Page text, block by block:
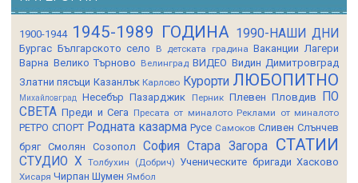
1900-1944 1945-1989 ГОДИНА 1990-НАШИ ДНИ
Бургас Българското село В детската градина Ваканции Лагери
Варна Велико Търново Велинград ВИДЕО Видин Димитровград
Златни пясъци Казанлък Карлово Курорти ЛЮБОПИТНО
Михайловград Несебър Пазарджик Перник Плевен Пловдив
ПО
СВЕТА Преди и Сега Пресата от миналото Реклами от миналото
РЕТРО СПОРТ Родната казарма Русе Самоков Сливен Слънчев
бряг Смолян Созопол София Стара Загора СТАТИИ
СТУДИО Х Толбухин (Добрич) Ученическите бригади Хасково
Хисаря Чирпан Шумен Ямбол